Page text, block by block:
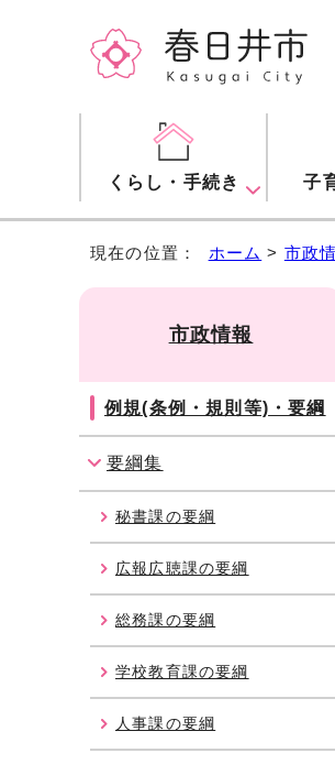
くらし・手続き 子
現在の位置： ホーム > 市政
市政情報
例規(条例・規則等)・要綱
要綱集
秘書課の要綱
広報広聴課の要綱
総務課の要綱
学校教育課の要綱
人事課の要綱